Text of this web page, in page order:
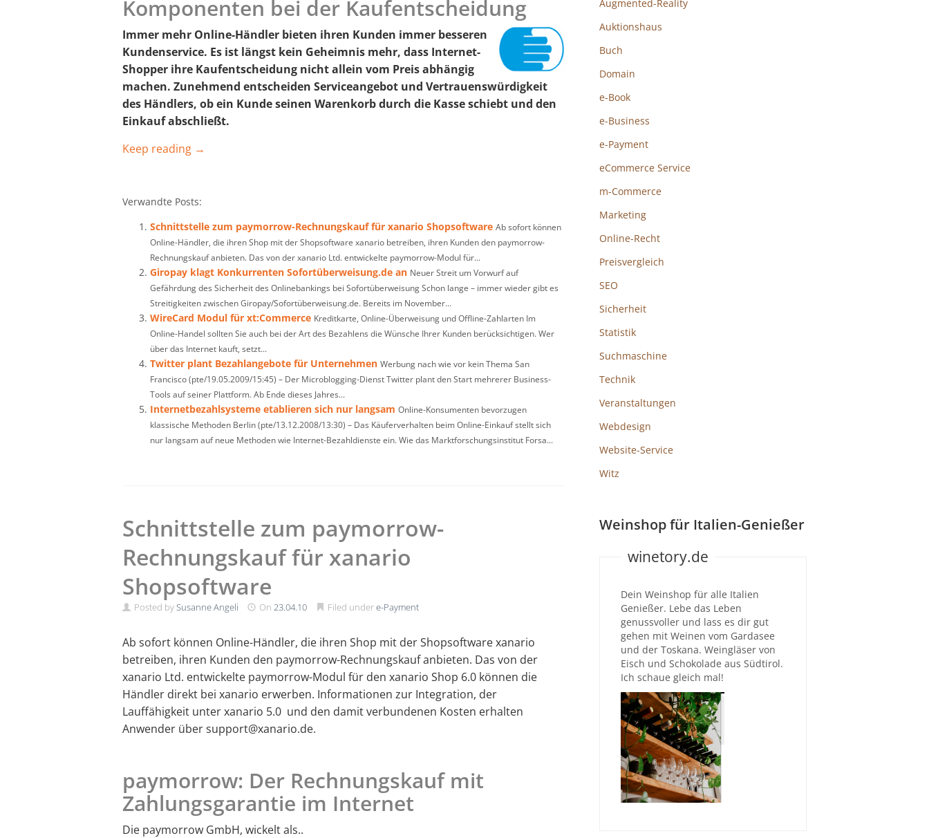
Komponenten bei der Kaufentscheidung
Immer mehr Online-Händler bieten ihren Kunden immer besseren
Kundenservice. Es ist längst kein Geheimnis mehr, dass Internet-
Shopper ihre Kaufentscheidung nicht allein vom Preis abhängig
machen. Zunehmend entscheiden Serviceangebot und Vertrauenswürdigkeit
des Händlers, ob ein Kunde seinen Warenkorb durch die Kasse schiebt und den
Einkauf abschließt.
Keep reading →
Verwandte Posts:
Schnittstelle zum paymorrow-Rechnungskauf für xanario Shopsoftware Ab sofort können
Online-Händler, die ihren Shop mit der Shopsoftware xanario betreiben, ihren Kunden den paymorrow-
Rechnungskauf anbieten. Das von der xanario Ltd. entwickelte paymorrow-Modul für...
Giropay klagt Konkurrenten Sofortüberweisung.de an Neuer Streit um Vorwurf auf
Gefährdung des Sicherheit des Onlinebankings bei Sofortüberweisung Schon lange – immer wieder gibt es
Streitigkeiten zwischen Giropay/Sofortüberweisung.de. Bereits im November...
WireCard Modul für xt:Commerce Kreditkarte, Online-Überweisung und Offline-Zahlarten Im
Online-Handel sollten Sie auch bei der Art des Bezahlens die Wünsche Ihrer Kunden berücksichtigen. Wer
über das Internet kauft, setzt...
Twitter plant Bezahlangebote für Unternehmen Werbung nach wie vor kein Thema San
Francisco (pte/19.05.2009/15:45) – Der Microblogging-Dienst Twitter plant den Start mehrerer Business-
Tools auf seiner Plattform. Ab Ende dieses Jahres...
Internetbezahlsysteme etablieren sich nur langsam Online-Konsumenten bevorzugen
klassische Methoden Berlin (pte/13.12.2008/13:30) – Das Käuferverhalten beim Online-Einkauf stellt sich
nur langsam auf neue Methoden wie Internet-Bezahldienste ein. Wie das Marktforschungsinstitut Forsa...
Schnittstelle zum paymorrow-
Rechnungskauf für xanario
Shopsoftware
Posted bySusanne Angeli On 23.04.10 Filed undere-Payment
Ab sofort können Online-Händler, die ihren Shop mit der Shopsoftware xanario
betreiben, ihren Kunden den paymorrow-Rechnungskauf anbieten. Das von der
xanario Ltd. entwickelte paymorrow-Modul für den xanario Shop 6.0 können die
Händler direkt bei xanario erwerben. Informationen zur Integration, der
Lauffähigkeit unter xanario 5.0 und den damit verbundenen Kosten erhalten
Anwender über support@xanario.de.
paymorrow: Der Rechnungskauf mit
Zahlungsgarantie im Internet
Die paymorrow GmbH, wickelt als..
Augmented-Reality
Auktionshaus
Buch
Domain
e-Book
e-Business
e-Payment
eCommerce Service
m-Commerce
Marketing
Online-Recht
Preisvergleich
SEO
Sicherheit
Statistik
Suchmaschine
Technik
Veranstaltungen
Webdesign
Website-Service
Witz
Weinshop für Italien-Genießer
winetory.de
Dein Weinshop für alle Italien
Genießer. Lebe das Leben
genussvoller und lass es dir gut
gehen mit Weinen vom Gardasee
und der Toskana. Weingläser von
Eisch und Schokolade aus Südtirol.
Ich schaue gleich mal!